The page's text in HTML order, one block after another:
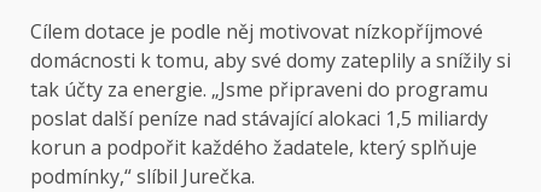
Cílem dotace je podle něj motivovat nízkopříjmové
domácnosti k tomu, aby své domy zateplily a snížily si
tak účty za energie. „Jsme připraveni do programu
poslat další peníze nad stávající alokaci 1,5 miliardy
korun a podpořit každého žadatele, který splňuje
podmínky,“ slíbil Jurečka.